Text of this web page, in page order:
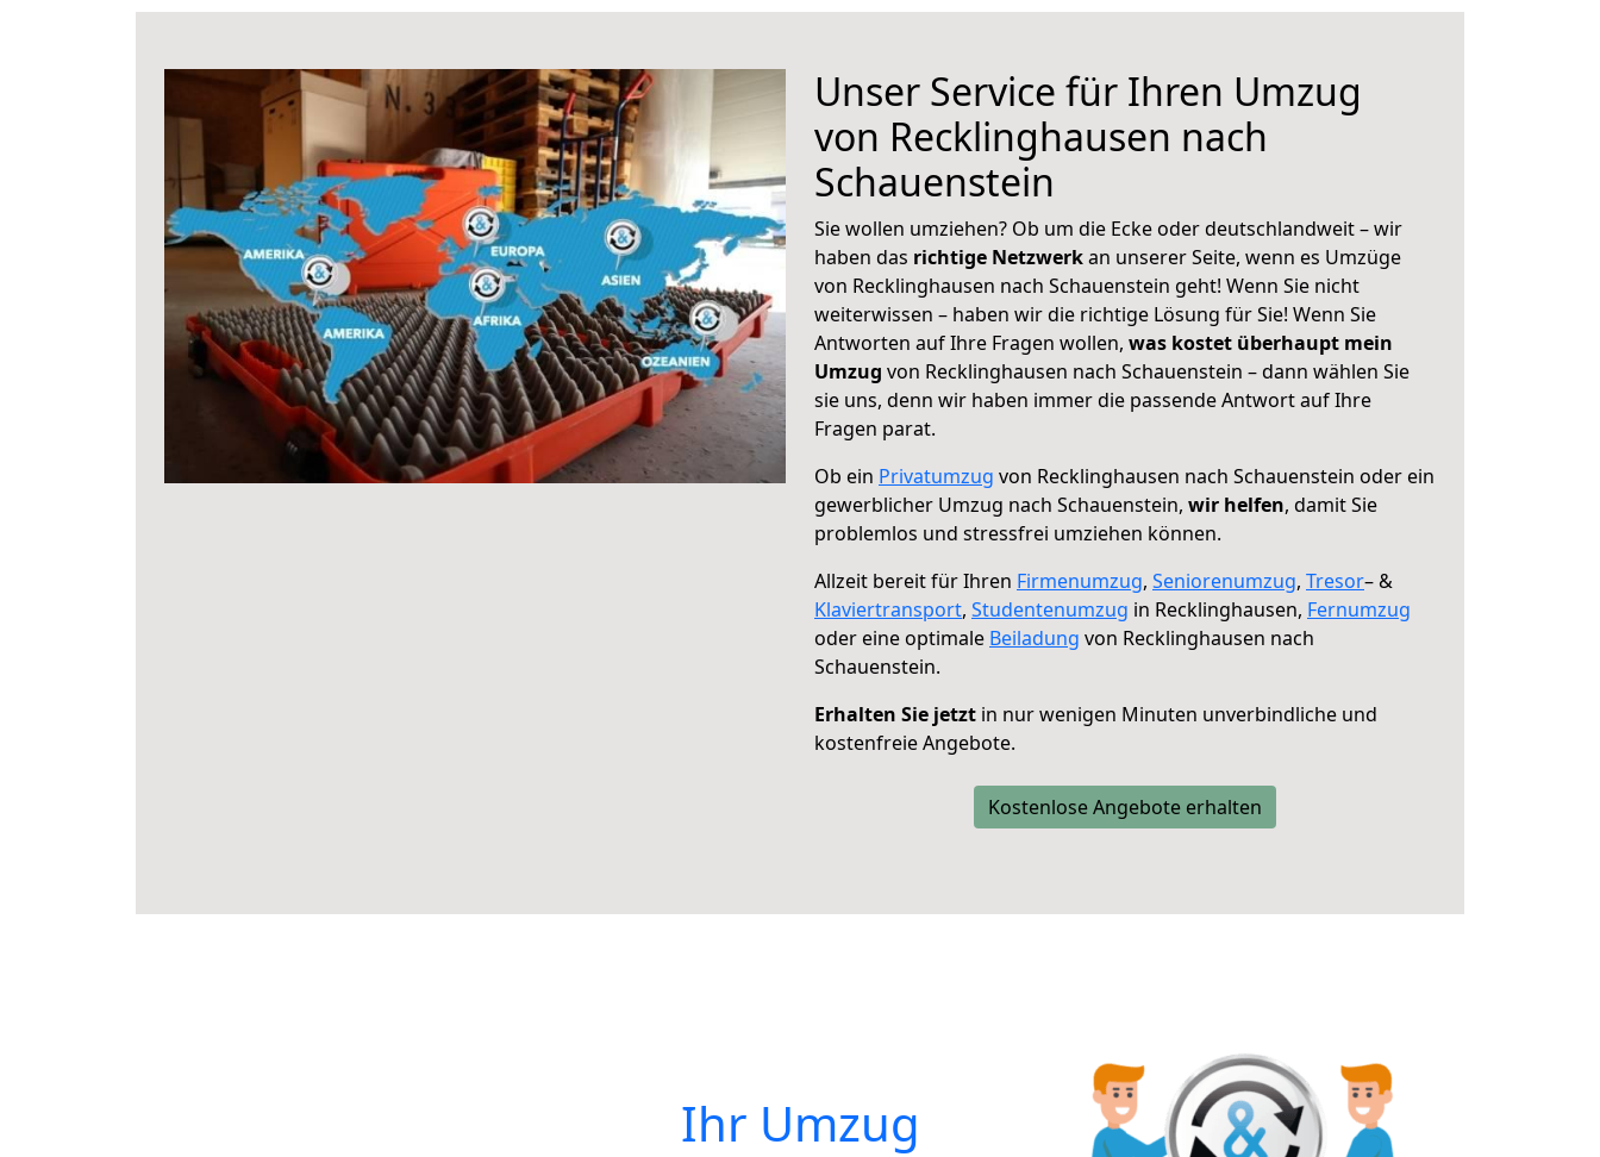
Unser Service für Ihren Umzug
von Recklinghausen nach
Schauenstein
Sie wollen umziehen? Ob um die Ecke oder deutschlandweit – wir
haben das richtige Netzwerkan unserer Seite, wenn es Umzüge
von Recklinghausen nach Schauenstein geht! Wenn Sie nicht
weiterwissen – haben wir die richtige Lösung für Sie! Wenn Sie
Antworten auf Ihre Fragen wollen, was kostet überhaupt mein
Umzug von Recklinghausen nach Schauenstein – dann wählen Sie
sie uns, denn wir haben immer die passende Antwort auf Ihre
Fragen parat.
Ob ein Privatumzug von Recklinghausen nach Schauenstein oder ein
gewerblicher Umzug nach Schauenstein, wir helfen, damit Sie
problemlos und stressfrei umziehen können.
Allzeit bereit für Ihren Firmenumzug, Seniorenumzug, Tresor– &
Klaviertransport, Studentenumzug in Recklinghausen, Fernumzug
oder eine optimale Beiladung von Recklinghausen nach
Schauenstein.
Erhalten Sie jetzt in nur wenigen Minuten unverbindliche und
kostenfreie Angebote.
Kostenlose Angebote erhalten
Ihr Umzug